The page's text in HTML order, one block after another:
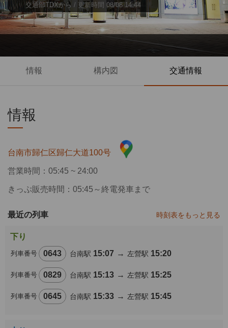
交通部TDXから / 更新時間 08/08 14:44
情報 構内図 交通情報
情報
台南市歸仁区歸仁大道100号
営業時間：05:45 ~ 24:00
きっぷ販売時間：05:45～終電発車まで
最近の列車 時刻表をもっと見る
下り
列車番号 0643 台南駅 15:07 → 左營駅 15:20
列車番号 0829 台南駅 15:13 → 左營駅 15:25
列車番号 0645 台南駅 15:33 → 左營駅 15:45